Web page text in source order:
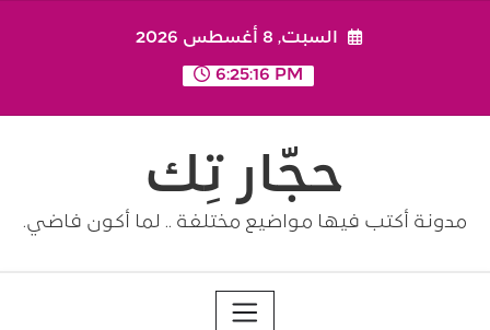
السبت, 8 أغسطس 2026
6:25:16 PM
حجّار تِك
مدونة أكتب فيها مواضيع مختلفة .. لما أكون فاضي.